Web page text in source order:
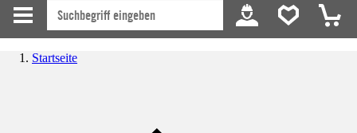
Startseite